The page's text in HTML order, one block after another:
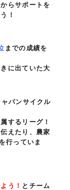
らサポートを
！
までの成績を
に出ていた大
パンサイクル
するリーグ！
えたり、農家
行っていま
う！ とチーム